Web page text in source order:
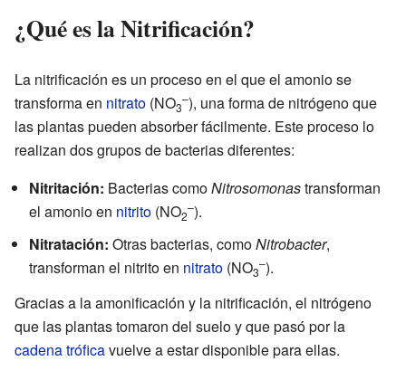
¿Qué es la Nitrificación?
La nitrificación es un proceso en el que el amonio se
transforma en nitrato (NO3
–), una forma de nitrógeno que
las plantas pueden absorber fácilmente. Este proceso lo
realizan dos grupos de bacterias diferentes:
Nitritación: Bacterias comoNitrosomonastransforman
el amonio en nitrito (NO2
–).
Nitratación: Otras bacterias, comoNitrobacter,
transforman el nitrito en nitrato (NO3
–).
Gracias a la amonificación y la nitrificación, el nitrógeno
que las plantas tomaron del suelo y que pasó por la
cadena tróficavuelve a estar disponible para ellas.